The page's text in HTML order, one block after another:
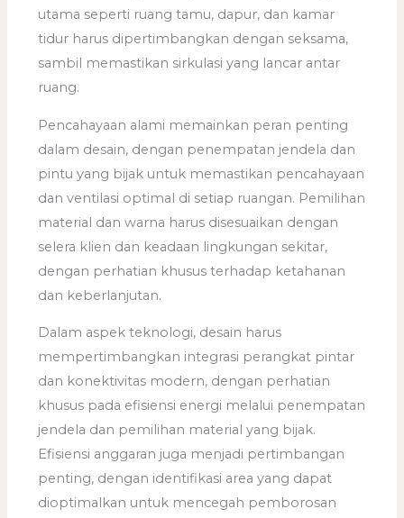
utama seperti ruang tamu, dapur, dan kamar
tidur harus dipertimbangkan dengan seksama,
sambil memastikan sirkulasi yang lancar antar
ruang.
Pencahayaan alami memainkan peran penting
dalam desain, dengan penempatan jendela dan
pintu yang bijak untuk memastikan pencahayaan
dan ventilasi optimal di setiap ruangan. Pemilihan
material dan warna harus disesuaikan dengan
selera klien dan keadaan lingkungan sekitar,
dengan perhatian khusus terhadap ketahanan
dan keberlanjutan.
Dalam aspek teknologi, desain harus
mempertimbangkan integrasi perangkat pintar
dan konektivitas modern, dengan perhatian
khusus pada efisiensi energi melalui penempatan
jendela dan pemilihan material yang bijak.
Efisiensi anggaran juga menjadi pertimbangan
penting, dengan identifikasi area yang dapat
dioptimalkan untuk mencegah pemborosan